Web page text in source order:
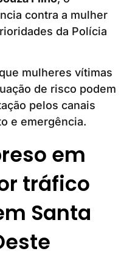
contra a mulher
da Polícia
mulheres vítimas
de risco podem
pelos canais
e emergência.
em
tráfico
Santa